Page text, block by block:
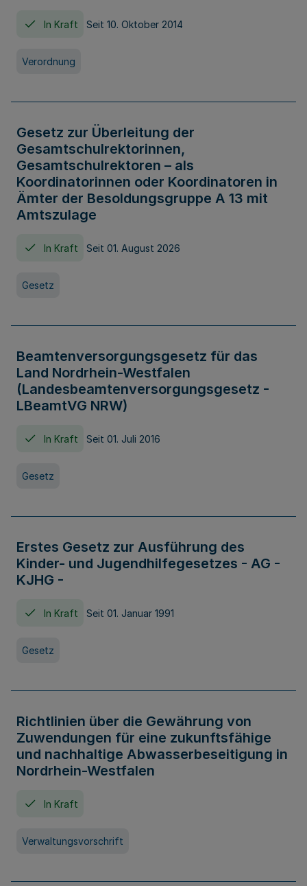
In Kraft Seit 10. Oktober 2014
Verordnung
Gesetz zur Überleitung der
Gesamtschulrektorinnen,
Gesamtschulrektoren – als
Koordinatorinnen oder Koordinatoren in
Ämter der Besoldungsgruppe A 13 mit
Amtszulage
In Kraft Seit 01. August 2026
Gesetz
Beamtenversorgungsgesetz für das
Land Nordrhein-Westfalen
(Landesbeamtenversorgungsgesetz -
LBeamtVG NRW)
In Kraft Seit 01. Juli 2016
Gesetz
Erstes Gesetz zur Ausführung des
Kinder- und Jugendhilfegesetzes - AG -
KJHG -
In Kraft Seit 01. Januar 1991
Gesetz
Richtlinien über die Gewährung von
Zuwendungen für eine zukunftsfähige
und nachhaltige Abwasserbeseitigung in
Nordrhein-Westfalen
In Kraft
Verwaltungsvorschrift